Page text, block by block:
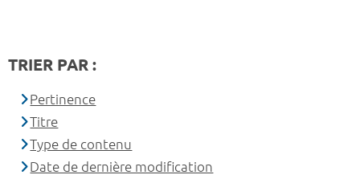
TRIER PAR :
Pertinence
Titre
Type de contenu
Date de dernière modification